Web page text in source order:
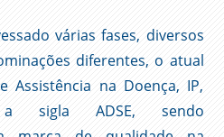
várias fases, diversos
diferentes, o atual
Assistência na Doença, IP,
sigla ADSE, sendo